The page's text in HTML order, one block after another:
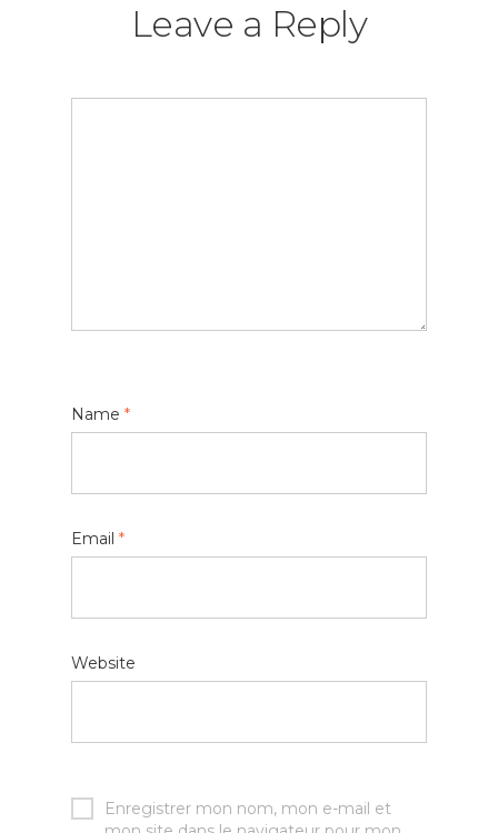
Leave a Reply
Name *
Email *
Website
Enregistrer mon nom, mon e-mail et